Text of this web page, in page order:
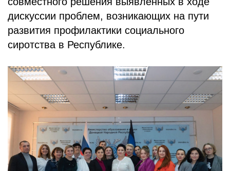
дискуссии проблем, возникающих на пути
развития профилактики социального
сиротства в Республике.